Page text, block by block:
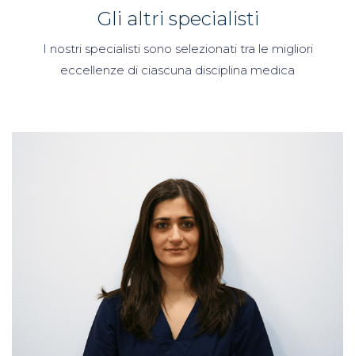
Gli altri specialisti
I nostri specialisti sono selezionati tra le migliori
eccellenze di ciascuna disciplina medica